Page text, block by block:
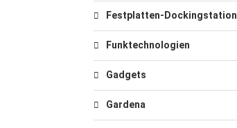
Festplatten-Dockingstation
Funktechnologien
Gadgets
Gardena